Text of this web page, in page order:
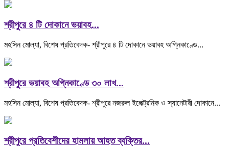
শ্রীপুরে ৪ টি দোকানে ভয়াবহ...
মহসিন মোল্যা, বিশেষ প্রতিবেদক- শ্রীপুরে ৪ টি দোকানে ভয়াবহ অগ্নিকাণ্ডে...
শ্রীপুরে ভয়াবহ অগ্নিকাণ্ডে ৩০ লাখ...
মহসিন মোল্যা, বিশেষ প্রতিবেদক- শ্রীপুরে নজরুল ইলেক্ট্রনিক ও স্যানেটারী দোকানে...
শ্রীপুরে প্রতিবেশীদের হামলায় আহত ব্যক্তির...